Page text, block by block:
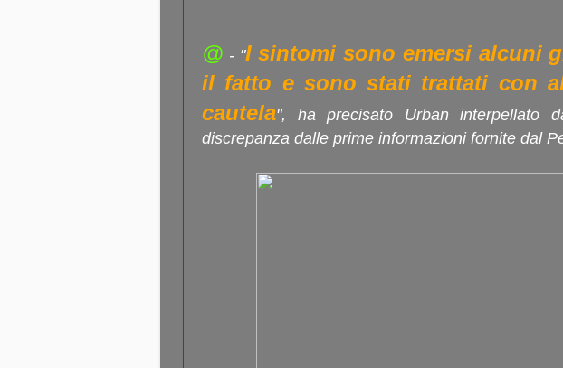
@ - "I sintomi sono emersi alcuni
il fatto e sono stati trattati con
cautela", ha precisato Urban interpellato
discrepanza dalle prime informazioni fornite dal